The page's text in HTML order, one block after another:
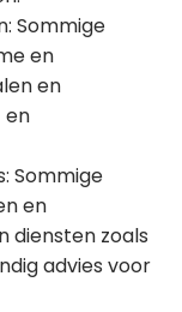
Sommige
en
en
en
Sommige
en
diensten zoals
advies voor